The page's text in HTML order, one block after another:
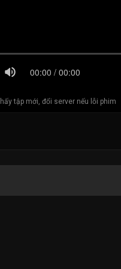
tập mới, đổi server nếu lỗi phim